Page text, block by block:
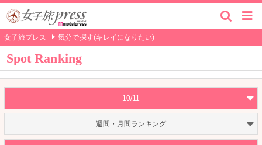
女子旅プレス 気分で探す(キレイになりたい)
Spot Ranking
10/11
週間・月間ランキング